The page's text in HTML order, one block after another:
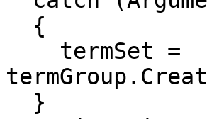
{
termSet =
}